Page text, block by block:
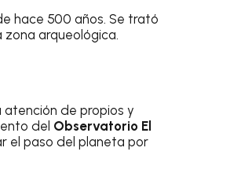
hace 500 años. Se trató
zona arqueológica.
atención de propios y
del Observatorio El
el paso del planeta por